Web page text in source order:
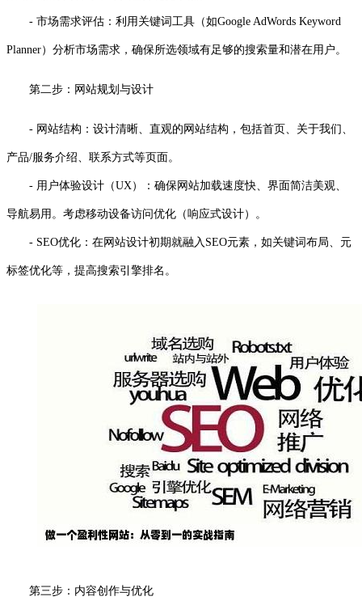
- 市场需求评估：利用关键词工具（如Google AdWords Keyword
Planner）分析市场需求，确保所选领域有足够的搜索量和潜在用户。
第二步：网站规划与设计
- 网站结构：设计清晰、直观的网站结构，包括首页、关于我们、
产品/服务介绍、联系方式等页面。
- 用户体验设计（UX）：确保网站加载速度快、界面简洁美观、
导航易用。考虑移动设备访问优化（响应式设计）。
- SEO优化：在网站设计初期就融入SEO元素，如关键词布局、元
标签优化等，提高搜索引擎排名。
第三步：内容创作与优化